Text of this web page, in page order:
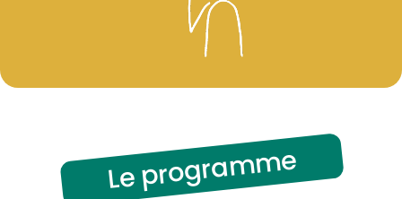
Le programme